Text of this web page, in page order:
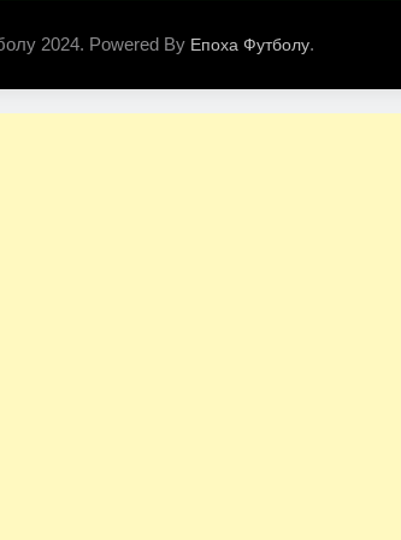
2024. Powered By Епоха Футболу.